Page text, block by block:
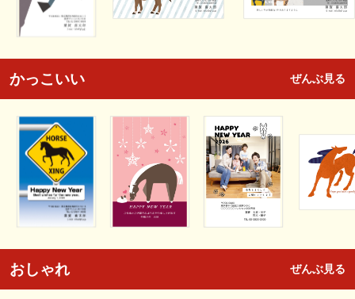
かっこいい ぜんぶ見る
おしゃれ ぜんぶ見る